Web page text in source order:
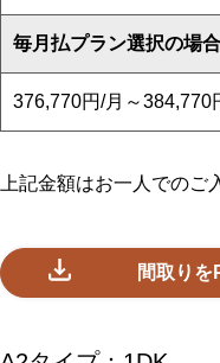
毎月払プラン選択の場合
376,770円/月～384,770
上記金額はお一人でのご
間取りを